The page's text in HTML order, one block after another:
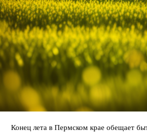
Конец лета в Пермском крае обещает